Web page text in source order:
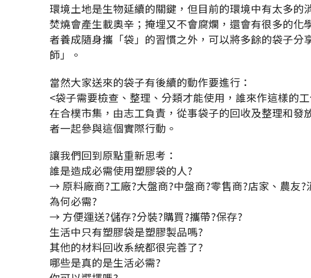
環境土地是生物延續的關鍵，但目前的環境中有太多
焚燒會產生載奧辛；掩埋又不會腐爛，還會有很多的化
者養成隨身攜「袋」的習慣之外，可以將多餘的袋子分
師」。
當然大家送來的袋子有後續的動作要進行：
<袋子需要檢查、整理、分類才能使用，誰來作這樣的
在合樸市集，由志工負責，從事袋子的回收及整理和發
者一起參與這個實際行動。
讓我們回到原點重新思考：
誰是造成必需使用塑膠袋的人?
→ 原料廠商?工廠?大盤商?中盤商?零售商?店家、農友?
為何必需?
→ 方便運送?儲存?分裝?購買?攜帶?保存?
生活中只有塑膠袋是塑膠製品嗎?
其他的材料回收系統都很完善了?
哪些是真的是生活必需?